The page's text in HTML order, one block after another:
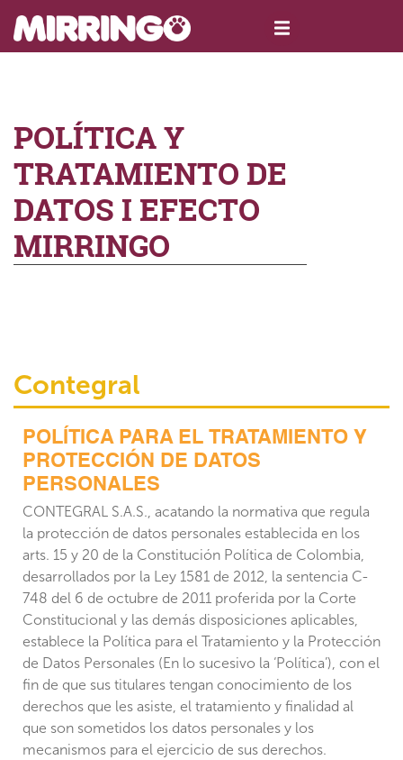
POLÍTICA Y
TRATAMIENTO DE
DATOS I EFECTO
MIRRINGO
Contegral
POLÍTICA PARA EL TRATAMIENTO Y
PROTECCIÓN DE DATOS
PERSONALES
CONTEGRAL S.A.S., acatando la normativa que regula
la protección de datos personales establecida en los
arts. 15 y 20 de la Constitución Política de Colombia,
desarrollados por la Ley 1581 de 2012, la sentencia C-
748 del 6 de octubre de 2011 proferida por la Corte
Constitucional y las demás disposiciones aplicables,
establece la Política para el Tratamiento y la Protección
de Datos Personales (En lo sucesivo la ‘Política’), con el
fin de que sus titulares tengan conocimiento de los
derechos que les asiste, el tratamiento y finalidad al
que son sometidos los datos personales y los
mecanismos para el ejercicio de sus derechos.